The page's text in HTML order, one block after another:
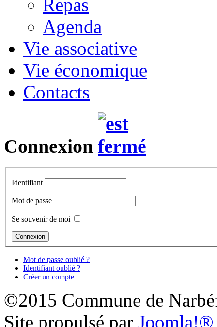
Repas
Agenda
Vie associative
Vie économique
Contacts
Connexion
Identifiant
Mot de passe
Se souvenir de moi
Mot de passe oublié ?
Identifiant oublié ?
Créer un compte
©2015 Commune de
Site propulsé par Joomla!®